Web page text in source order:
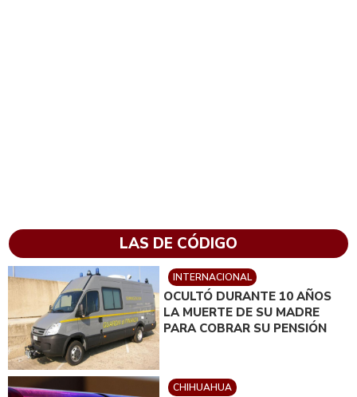
LAS DE CÓDIGO
INTERNACIONAL
OCULTÓ DURANTE 10 AÑOS
LA MUERTE DE SU MADRE
PARA COBRAR SU PENSIÓN
CHIHUAHUA